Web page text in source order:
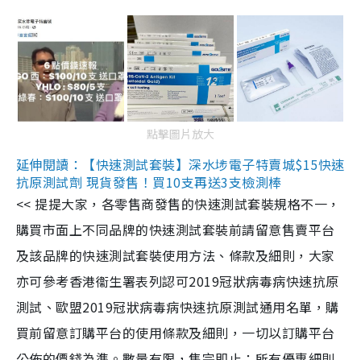
點擊圖片放大
延伸閱讀：【快速測試套裝】深水埗電子特賣城$15快速
抗原測試劑 現貨發售！買10支再送3支檢測棒
<< 提提大家，各零售商發售的快速測試套裝規格不一，
購買市面上不同品牌的快速測試套裝前請留意售賣平台
及該品牌的快速測試套裝使用方法、條款及細則，大家
亦可參考香港衞生署表列認可2019冠狀病毒病快速抗原
測試、歐盟2019冠狀病毒病快速抗原測試通用名單，購
買前留意訂購平台的使用條款及細則，一切以訂購平台